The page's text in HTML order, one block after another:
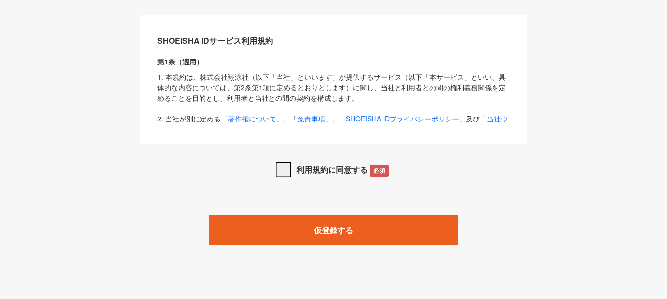
SHOEISHA iDサービス利用規約
第1条（適用）
1. 本規約は、株式会社翔泳社（以下「当社」といいます）が提供するサービス（以下「本サービス」といい、具
体的な内容については、第2条第1項に定めるとおりとします）に関し、当社と利用者との間の権利義務関係を定
めることを目的とし、利用者と当社との間の契約を構成します。
2. 当社が別に定める「著作権について 」、「免責事項 」、「SHOEISHA iDプライバシーポリシー 」及び「当社ウ
は、本規約の規定が優先して適用されるものとします。
1. 「本サービス」とは、当社が提供する以下のサービス（名称や内容が変更された場合、変更後のサービスを含
みます）及びこれらサービスに関連して当社が実施するイベントやキャンペーンをいいます。
「SEBook」「SEShop」「CodeZine」「MarkeZine」「EnterpriseZine」「ECzine」「Biz/Zine」「HRzine」
利用規約に同意する 必須
仮登録する